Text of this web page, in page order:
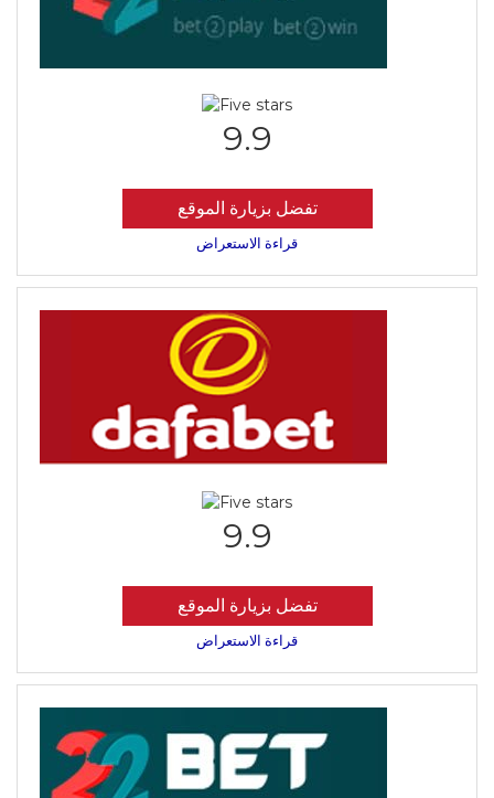
9.9
تفضل بزيارة الموقع
قراءة الاستعراض
9.9
تفضل بزيارة الموقع
قراءة الاستعراض